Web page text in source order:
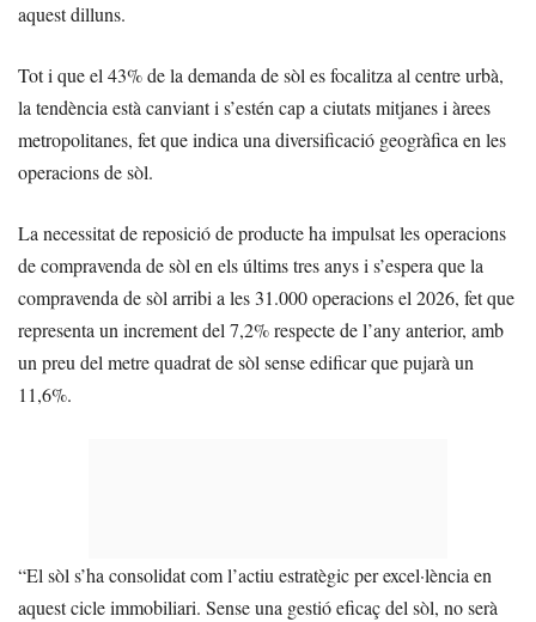
aquest dilluns.
Tot i que el 43% de la demanda de sòl es focalitza al centre urbà,
la tendència està canviant i s’estén cap a ciutats mitjanes i àrees
metropolitanes, fet que indica una diversificació geogràfica en les
operacions de sòl.
La necessitat de reposició de producte ha impulsat les operacions
de compravenda de sòl en els últims tres anys i s’espera que la
compravenda de sòl arribi a les 31.000 operacions el 2026, fet que
representa un increment del 7,2% respecte de l’any anterior, amb
un preu del metre quadrat de sòl sense edificar que pujarà un
11,6%.
“El sòl s’ha consolidat com l’actiu estratègic per excel·lència en
aquest cicle immobiliari. Sense una gestió eficaç del sòl, no serà